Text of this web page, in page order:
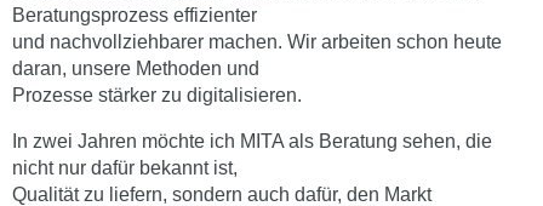
Beratungsprozess effizienter
und nachvollziehbarer machen. Wir arbeiten schon heute
daran, unsere Methoden und
Prozesse stärker zu digitalisieren.
In zwei Jahren möchte ich MITA als Beratung sehen, die
nicht nur dafür bekannt ist,
Qualität zu liefern, sondern auch dafür, den Markt